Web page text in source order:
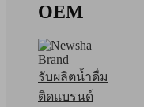
OEM
รับผลิตน้ำดื่ม
ติดแบรนด์